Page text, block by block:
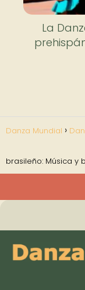
La
Danza Mundial
brasileño: Música